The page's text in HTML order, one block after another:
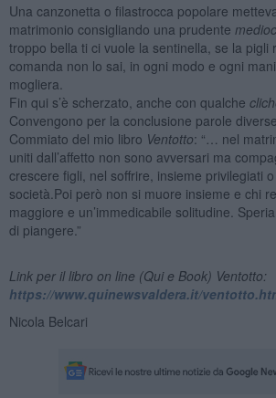
Una canzonetta o filastrocca popolare
matrimonio consigliando una prudente
troppo bella ti ci vuole la sentinella, se la pigli
comanda non lo sai, in ogni modo e ogni
mogliera.
Fin qui s’è scherzato, anche con qualche
Convengono per la conclusione parole
Commiato del mio libro Ventotto: “… nel
uniti dall’affetto non sono avversari ma
crescere figli, nel soffrire, insieme privilegiati
società.Poi però non si muore insieme e chi
maggiore e un’immedicabile solitudine.
di piangere.”
Link per il libro on line (Qui e Book) Ventotto:
https://www.quinewsvaldera.it/
Nicola Belcari